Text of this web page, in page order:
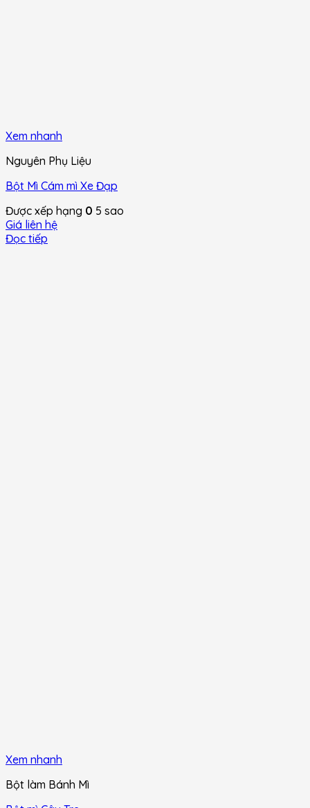
Xem nhanh
Nguyên Phụ Liệu
Bột Mì Cám mì Xe Đạp
Được xếp hạng 0 5 sao
Giá liên hệ
Đọc tiếp
Xem nhanh
Bột làm Bánh Mì